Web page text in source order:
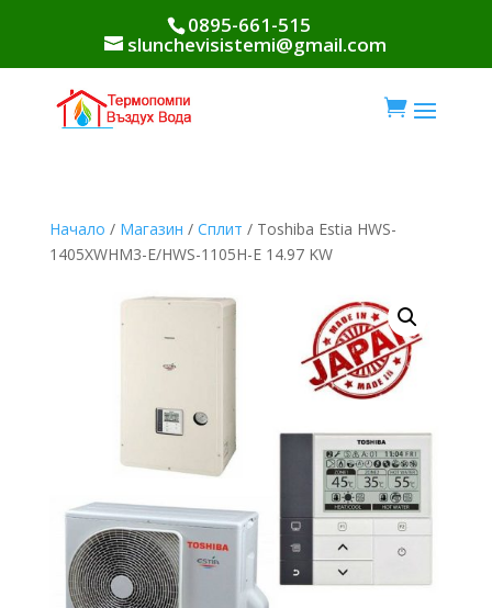
0895-661-515
slunchevisistemi@gmail.com

Начало / Магазин / Сплит / Toshiba Estia HWS-
1405XWHM3-E/HWS-1105H-E 14.97 KW